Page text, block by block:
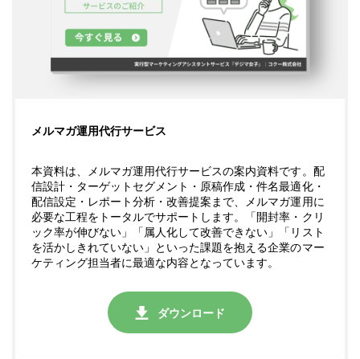
メルマガ運用代行サービス
本資料は、メルマガ運用代行サービスの案内資料です。配
信設計・ターゲットセグメント・原稿作成・件名最適化・
配信設定・レポート分析・改善提案まで、メルマガ運用に
必要な工程をトータルでサポートします。「開封率・クリ
ック率が伸びない」「属人化して改善できない」「リスト
を活かしきれていない」 といった課題を抱える企業のマー
ケティング担当者に最適な内容となっています。
ダウンロード